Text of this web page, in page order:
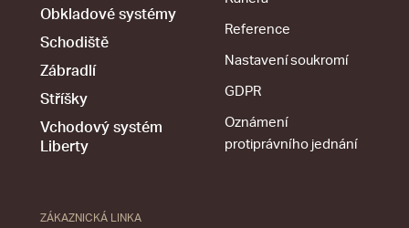
Obkladové systémy
Schodiště
Zábradlí
Stříšky
Vchodový systém
Liberty
Reference
Nastavení soukromí
GDPR
Oznámení
protiprávního jednání
ZÁKAZNICKÁ LINKA